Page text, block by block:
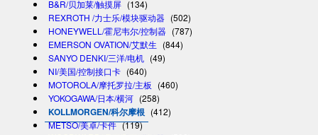
B&R/贝加莱/触摸屏 (134)
REXROTH /力士乐/模块驱动器 (502)
HONEYWELL/霍尼韦尔/控制器 (787)
EMERSON OVATION/艾默生 (844)
SANYO DENKI/三洋/电机 (49)
NI/美国/控制接口卡 (640)
MOTOROLA/摩托罗拉/主板 (460)
YOKOGAWA/日本/横河 (258)
KOLLMORGEN/科尔摩根 (412)
METSO/美卓/卡件 (119)